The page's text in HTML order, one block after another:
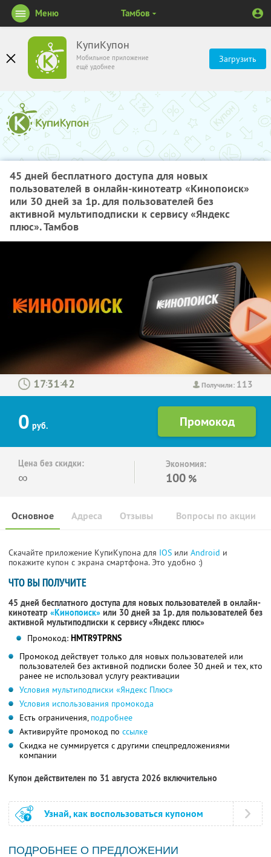
КупиКупон
Мобильное приложение
ещё удобнее
Загрузить
Меню Тамбов
45 дней бесплатного доступа для новых
пользователей в онлайн-кинотеатр «Кинопоиск»
или 30 дней за 1р. для пользователей без
активной мультиподписки к сервису «Яндекс
плюс». Тамбов
Получили: 113
: :
0 руб.
Цена без скидки:
∞
Экономия:
100 %
Основное Отзывы Вопросы по акции
Адреса
Скачайте приложение КупиКупона для IOS или Android и
покажите купон с экрана смартфона. Это удобно :)
ЧТО ВЫ ПОЛУЧИТЕ
45 дней бесплатного доступа для новых пользователей в онлайн-
кинотеатр «Кинопоиск» или 30 дней за 1р. для пользователей без
активной мультиподписки к сервису «Яндекс плюс»
Промокод: HMTR9TPRNS
Промокод действует только для новых пользователей или
пользователей без активной подписки более 30 дней и тех, кто
ранее не использовал услугу реактивации
Условия мультиподписки «Яндекс Плюс»
Условия использования промокода
Есть ограничения, подробнее
Активируйте промокод по ссылке
Скидка не суммируется с другими спецпредложениями
компании
Купон действителен по 31 августа 2026 включительно
Узнай, как воспользоваться купоном
ПОДРОБНЕЕ О ПРЕДЛОЖЕНИИ